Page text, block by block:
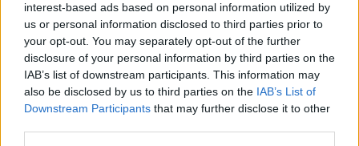
interest-based ads based on personal information utilized by
us or personal information disclosed to third parties prior to
your opt-out. You may separately opt-out of the further
disclosure of your personal information by third parties on the
IAB’s list of downstream participants. This information may
also be disclosed by us to third parties on the IAB’s List of
Downstream Participants that may further disclose it to other
6. Hamis nyereményjátékok
Az információk megszerzésének egy másik módja a
hamis nyereményjátékok közzététele a Facebook
Marketplace-en.A gyanútlan felhasználó
mindössze egy linkre kattint, ahol személyes